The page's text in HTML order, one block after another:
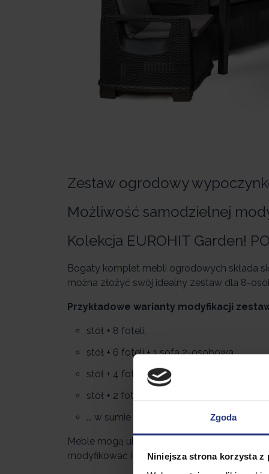
Zgoda
Niniejsza strona korzysta z
Zestaw ogrodowy
Możliwość samodzielnej
Kolekcja EUROHIT Garden!
Bogaty komplet mebli ogrodowych składa
można złożyć swój idealny zestaw dla 8-
Przykładowe warianty modyfikacji
stół + 8 foteli,
stół + 6 foteli + 1 sofa 2-osobowa
stół + 4 fotele + 2 sofy 2-osobowe
stół + 2 fotele + 2 sofy 3-osobowe
... w sumie 13 modyfikacji.
Meble mogą ulec transformacji poprzez
modyfikować i składać niczym puzzle,